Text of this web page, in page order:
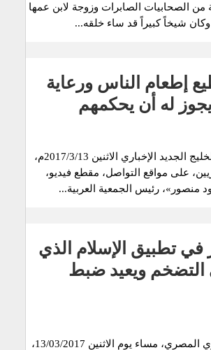
من الصحابيات الصابرات وزوجة لابن عمها
شيخاً كبيراً قد ساء خلقه...
إطعام الناس ورعاية
له أن يحكمهم
الخبر: نقل موقع الخليج الجديد الإخباري الاثنين 2017/3/13م،
على مواقع التواصل، مقطع فيديو،
منصور»، رئيس الجمعية العربية...
تطبيق الإسلام الذي
ويعيد ضبط
أعلن البنك المركزي المصري، مساء يوم الاثنين 13/03/2017،